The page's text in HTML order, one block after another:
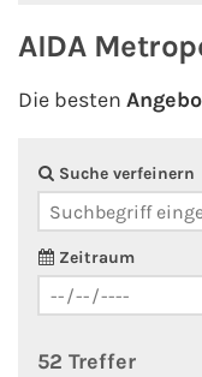
AIDA Orient
AIDA Adria
AIDA
AIDA
AIDA Weltreisen
Alle AIDA Häfen
AIDA
Die besten
Suche verfeinern
Zeitraum
52 Treffer